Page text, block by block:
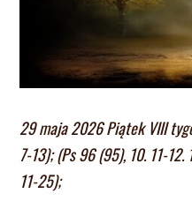
29 maja 2026 Piątek VIII
7-13); (Ps 96 (95), 10. 11-12.
11-25);